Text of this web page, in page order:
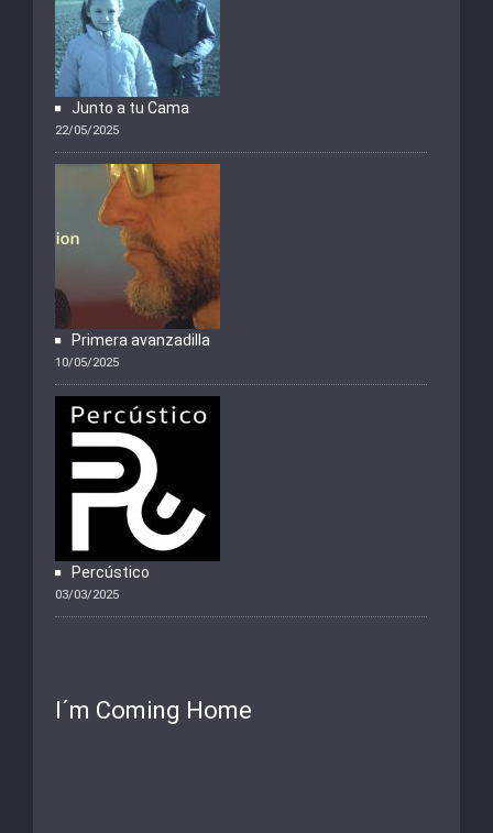
Junto a tu Cama
22/05/2025
Primera avanzadilla
10/05/2025
Percústico
03/03/2025
I´m Coming Home